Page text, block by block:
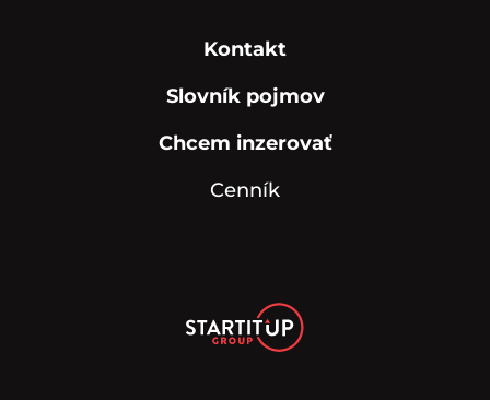
Kontakt
Slovník pojmov
Chcem inzerovať
Cenník